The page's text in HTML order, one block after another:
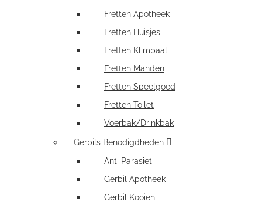
Fretten Apotheek
Fretten Huisjes
Fretten Klimpaal
Fretten Manden
Fretten Speelgoed
Fretten Toilet
Voerbak/Drinkbak
Gerbils Benodigdheden
Anti Parasiet
Gerbil Apotheek
Gerbil Kooien